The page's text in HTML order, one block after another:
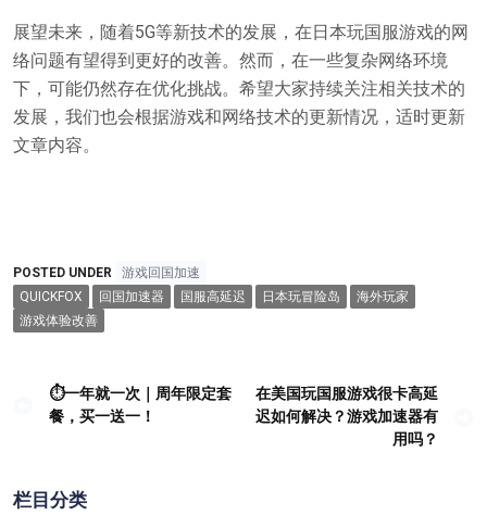
展望未来，随着5G等新技术的发展，在日本玩国服游戏的网
络问题有望得到更好的改善。然而，在一些复杂网络环境
下，可能仍然存在优化挑战。希望大家持续关注相关技术的
发展，我们也会根据游戏和网络技术的更新情况，适时更新
文章内容。
POSTED UNDER
游戏回国加速
QUICKFOX
回国加速器 国服高延迟 日本玩冒险岛
海外玩家
游戏体验改善
文
航
⏱一年就一次｜周年限定套
餐，买一送一！
在美国玩国服游戏很卡高延
迟如何解决？游戏加速器有
用吗？
栏目分类